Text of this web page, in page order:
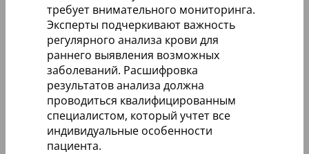
требует внимательного мониторинга.
Эксперты подчеркивают важность
регулярного анализа крови для
раннего выявления возможных
заболеваний. Расшифровка
результатов анализа должна
проводиться квалифицированным
специалистом, который учтет все
индивидуальные особенности
пациента.